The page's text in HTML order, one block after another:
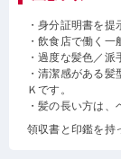
・身分証明書を提
・飲食店で働く一
・過度な髪色／派
・清潔感がある
Ｋです。
・髪の長い方は
領収書と印鑑を持